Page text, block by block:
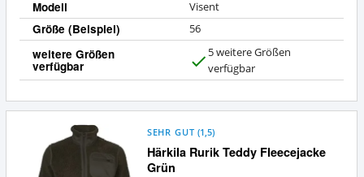
Modell Visent
Größe (Beispiel) 56
weitere Größen
verfügbar
a
5 weitere Größen
verfügbar
Härkila Rurik Teddy Fleecejacke
Grün
SEHR GUT (1,5)